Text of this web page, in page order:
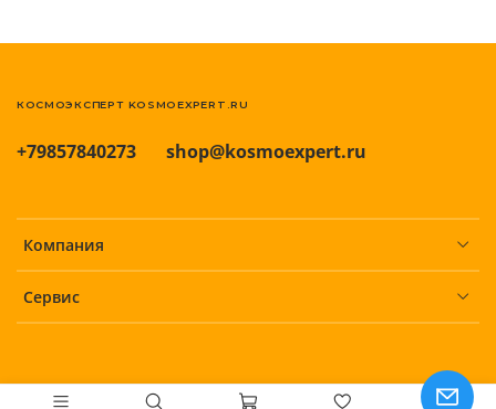
Компания
Сервис
+79857840273 shop@kosmoexpert.ru
КОСМОЭКСПЕРТ KOSMOEXPERT.RU